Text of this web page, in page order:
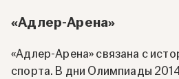
«Адлер-Арена»
«Адлер-Арена» связана с
спорта. В дни Олимпиады